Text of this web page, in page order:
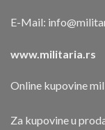
E-Mail:
www.militaria.rs
Online kupovine
Za kupovine u